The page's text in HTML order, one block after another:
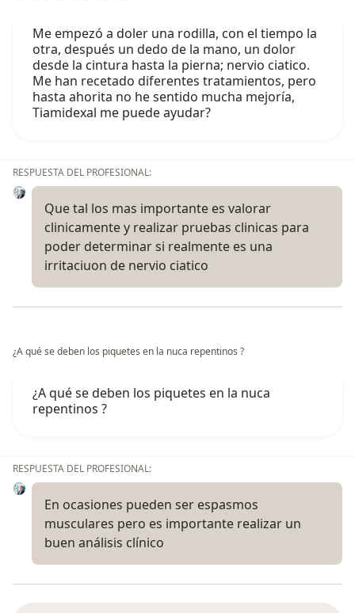
Me empezó a doler una rodilla, con el tiempo la
otra, después un dedo de la mano, un dolor
desde la cintura hasta la pierna; nervio ciatico.
Me han recetado diferentes tratamientos, pero
hasta ahorita no he sentido mucha mejoría,
Tiamidexal me puede ayudar?
RESPUESTA DEL PROFESIONAL:
Que tal los mas importante es valorar
clinicamente y realizar pruebas clinicas para
poder determinar si realmente es una
irritaciuon de nervio ciatico
¿A qué se deben los piquetes en la nuca repentinos ?
¿A qué se deben los piquetes en la nuca
repentinos ?
RESPUESTA DEL PROFESIONAL:
En ocasiones pueden ser espasmos
musculares pero es importante realizar un
buen análisis clínico